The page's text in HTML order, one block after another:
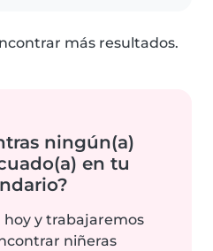
más resultados.
ningún(a)
en tu
y trabajaremos
niñeras